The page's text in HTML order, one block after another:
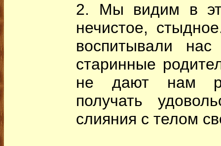
2. Мы видим в
нечистое,
воспитывали
старинные
не дают нам
получать
слияния с телом